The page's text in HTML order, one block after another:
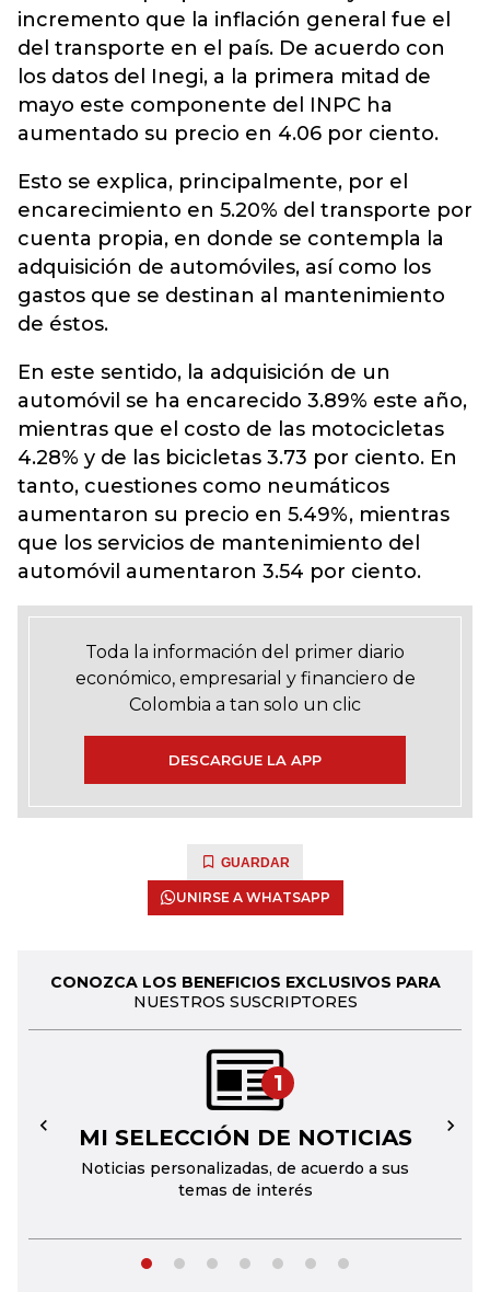
incremento que la inflación general fue el
del transporte en el país. De acuerdo con
los datos del Inegi, a la primera mitad de
mayo este componente del INPC ha
aumentado su precio en 4.06 por ciento.
Esto se explica, principalmente, por el
encarecimiento en 5.20% del transporte por
cuenta propia, en donde se contempla la
adquisición de automóviles, así como los
gastos que se destinan al mantenimiento
de éstos.
En este sentido, la adquisición de un
automóvil se ha encarecido 3.89% este año,
mientras que el costo de las motocicletas
4.28% y de las bicicletas 3.73 por ciento. En
tanto, cuestiones como neumáticos
aumentaron su precio en 5.49%, mientras
que los servicios de mantenimiento del
automóvil aumentaron 3.54 por ciento.
Toda la información del primer diario
económico, empresarial y financiero de
Colombia a tan solo un clic
DESCARGUE LA APP
GUARDAR
UNIRSE A WHATSAPP
CONOZCA LOS BENEFICIOS EXCLUSIVOS PARA
NUESTROS SUSCRIPTORES
1
MI SELECCIÓN DE NOTICIAS
Noticias personalizadas, de acuerdo a sus
temas de interés
← →